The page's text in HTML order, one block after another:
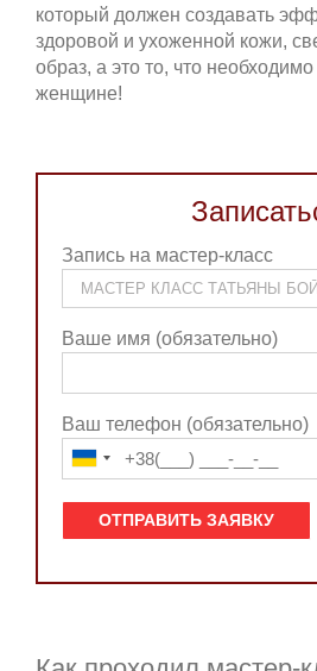
который должен создавать
здоровой и ухоженной кожи,
образ, а это то, что
женщине!
Запись на мастер-класс
Ваше имя (обязательно)
Ваш телефон (обязательно)